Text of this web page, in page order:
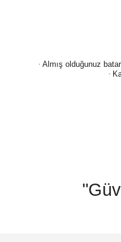
· Almış olduğunuz
·